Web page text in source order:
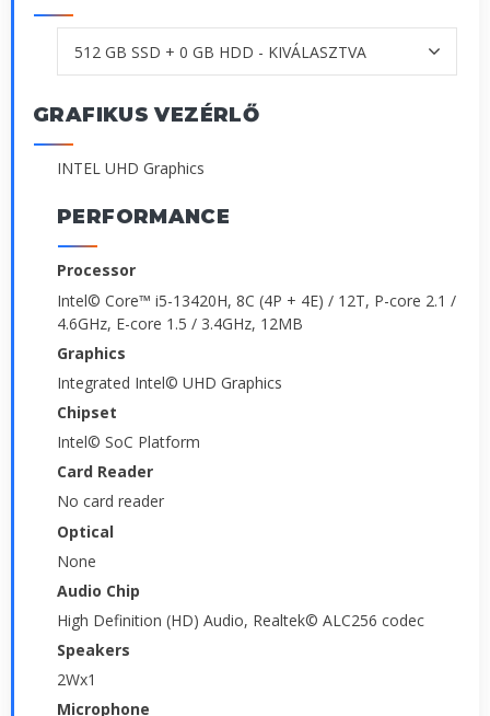
GRAFIKUS VEZÉRLŐ
INTEL UHD Graphics
PERFORMANCE
Processor
Intel© Core™ i5-13420H, 8C (4P + 4E) / 12T, P-core 2.1 /
4.6GHz, E-core 1.5 / 3.4GHz, 12MB
Graphics
Integrated Intel© UHD Graphics
Chipset
Intel© SoC Platform
Card Reader
No card reader
Optical
None
Audio Chip
High Definition (HD) Audio, Realtek© ALC256 codec
Speakers
2Wx1
Microphone